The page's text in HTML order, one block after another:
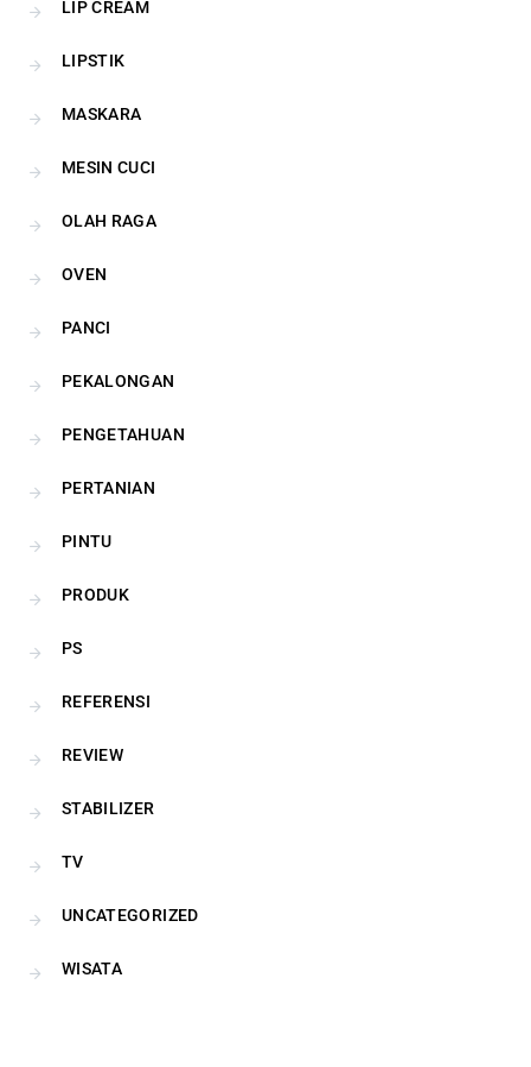
LIP CREAM
LIPSTIK
MASKARA
MESIN CUCI
OLAH RAGA
OVEN
PANCI
PEKALONGAN
PENGETAHUAN
PERTANIAN
PINTU
PRODUK
PS
REFERENSI
REVIEW
STABILIZER
TV
UNCATEGORIZED
WISATA